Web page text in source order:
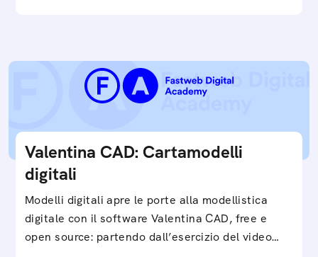
Valentina CAD: Cartamodelli
digitali
Modelli digitali apre le porte alla modellistica
digitale con il software Valentina CAD, free e
open source: partendo dall’esercizio del video…